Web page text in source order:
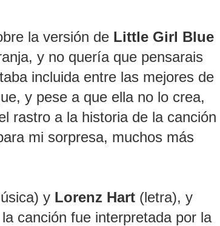
la versión de Little Girl Blue
y no quería que pensarais
incluida entre las mejores de
y pese a que ella no lo crea,
rastro a la historia de la canción
mi sorpresa, muchos más
y Lorenz Hart (letra), y
canción fue interpretada por la